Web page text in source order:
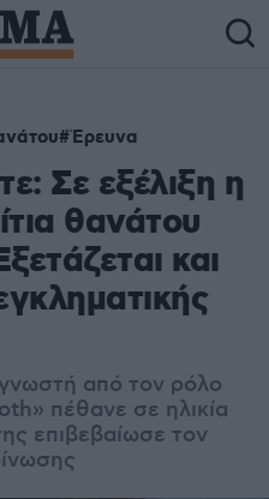
Έρευνα
Σε εξέλιξη η
θανάτου
και
από τον ρόλο
πέθανε σε ηλικία
επιβεβαίωσε τον